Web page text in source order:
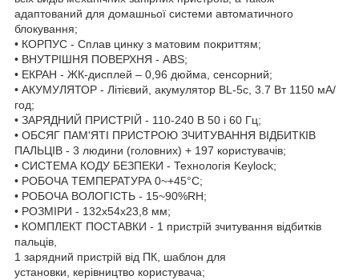
адаптований для домашньої системи автоматичного
блокування;
• КОРПУС - Сплав цинку з матовим покриттям;
• ВНУТРІШНЯ ПОВЕРХНЯ - ABS;
• ЕКРАН - ЖК-дисплей – 0,96 дюйма, сенсорний;
• АКУМУЛЯТОР - Літієвий, акумулятор BL-5c, 3.7 Вт 1150 мА/
год;
• ЗАРЯДНИЙ ПРИСТРІЙ - 110-240 В 50 і 60 Гц;
• ОБСЯГ ПАМ'ЯТІ ПРИСТРОЮ ЗЧИТУВАННЯ ВІДБИТКІВ
ПАЛЬЦІВ - 3 людини (головних) + 197 користувачів;
• СИСТЕМА КОДУ БЕЗПЕКИ - Технологія Keylock;
• РОБОЧА ТЕМПЕРАТУРА 0~+45°C;
• РОБОЧА ВОЛОГІСТЬ - 15~90%RH;
• РОЗМІРИ - 132x54x23,8 мм;
• КОМПЛЕКТ ПОСТАВКИ - 1 пристрій зчитування відбитків
пальців,
1 зарядний пристрій від ПК, шаблон для
установки, керівництво користувача;